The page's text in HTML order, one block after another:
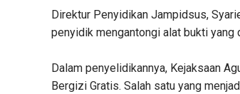
Direktur Penyidikan Jampidsus,
penyidik mengantongi alat bukti yang
Dalam penyelidikannya, Kejaksaan
Bergizi Gratis. Salah satu yang